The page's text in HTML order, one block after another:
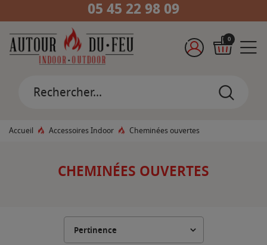
05 45 22 98 09
0
Accueil Accessoires Indoor Cheminées ouvertes
CHEMINÉES OUVERTES